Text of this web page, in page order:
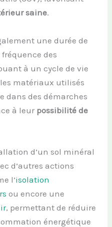
saine.
une durée de
des
à un cycle de vie
matériaux utilisés
dans des démarches
à leur possibilité de
d’un sol minéral
d’autres actions
l’isolation
ou encore une
, permettant de réduire
énergétique